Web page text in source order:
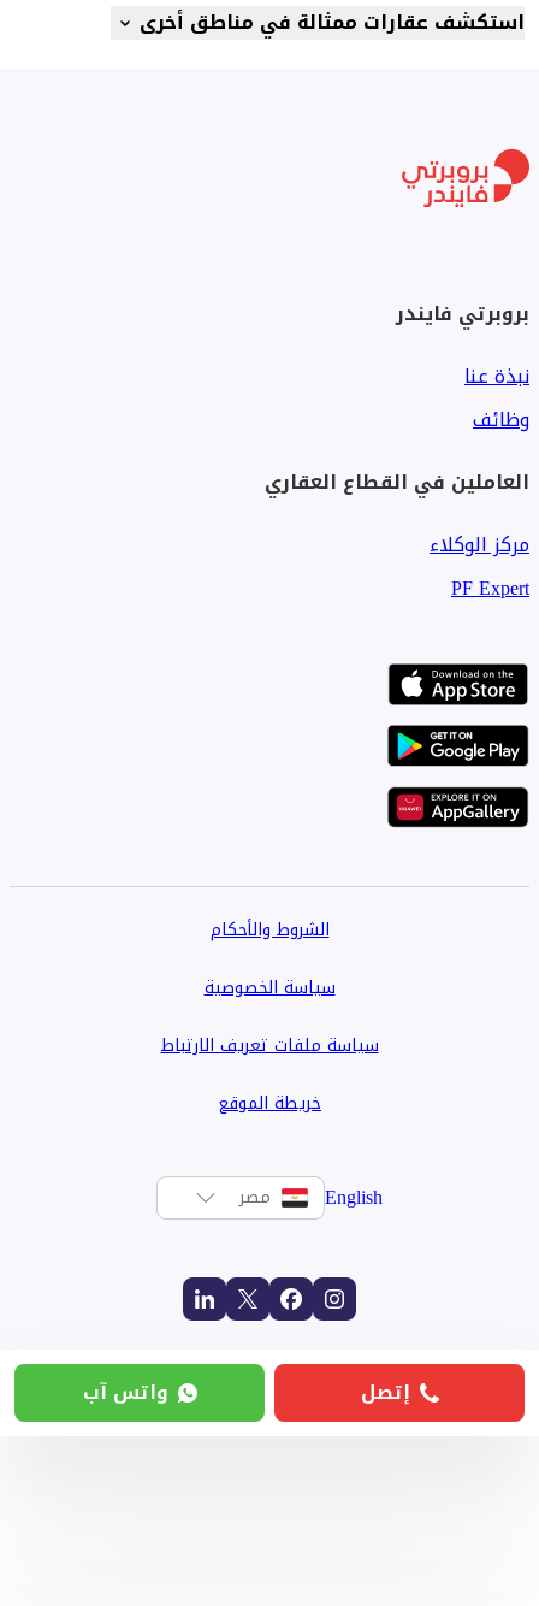
استكشف عقارات ممثالة في مناطق أخرى
بروبرتي فايندر
نبذة عنا
وظائف
العاملين في القطاع العقاري
مركز الوكلاء
PF Expert
الشروط والأحكام
سياسة الخصوصية
سياسة ملفات تعريف الارتباط
خريطة الموقع
English مصر
إتصل واتس آب